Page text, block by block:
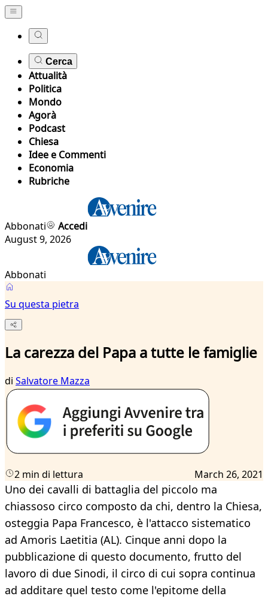
Cerca
Attualità
Politica
Mondo
Agorà
Podcast
Chiesa
Idee e Commenti
Economia
Rubriche
Abbonati
Accedi
August 9, 2026
Abbonati
Su questa pietra
La carezza del Papa a tutte le famiglie
di Salvatore Mazza
2 min di lettura March 26, 2021
Uno dei cavalli di battaglia del piccolo ma
chiassoso circo composto da chi, dentro la Chiesa,
osteggia Papa Francesco, è l'attacco sistematico
ad Amoris Laetitia (AL). Cinque anni dopo la
pubblicazione di questo documento, frutto del
lavoro di due Sinodi, il circo di cui sopra continua
ad additare quel testo come l'epitome della